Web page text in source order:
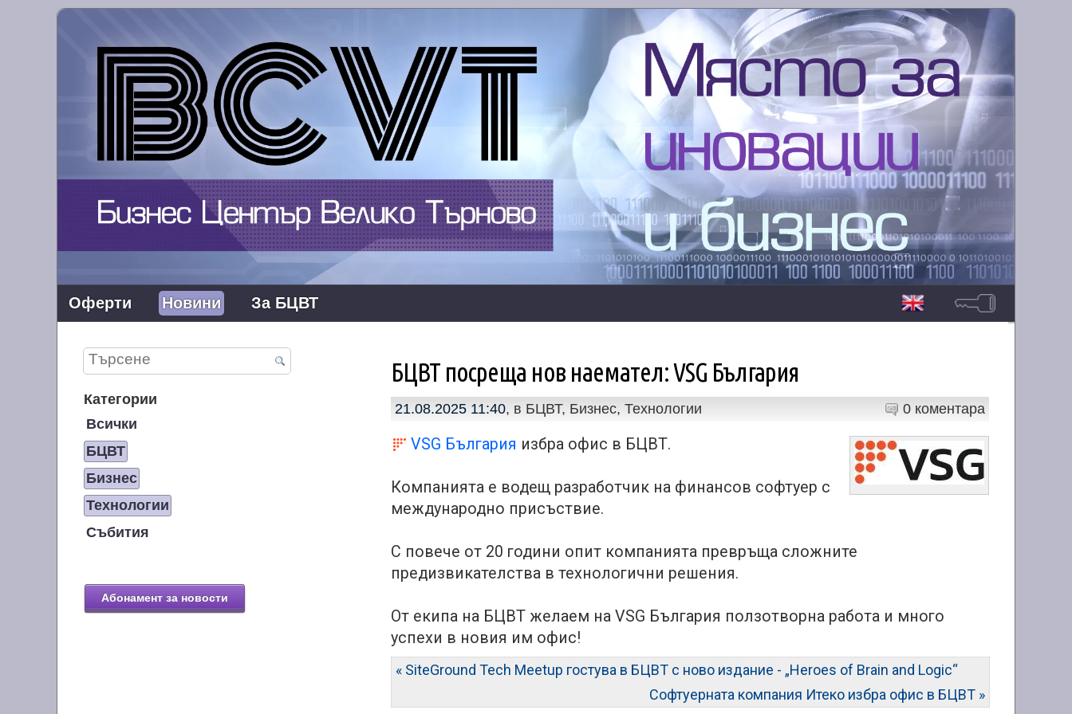
Оферти Новини За БЦВТ
Категории
Всички
БЦВТ
Бизнес
Технологии
Събития
БЦВТ посреща нов наемател: VSG България
0 коментара
21.08.2025 11:40, в БЦВТ, Бизнес,Технологии
VSG България избра офис в БЦВТ.
Компанията е водещ разработчик на финансов софтуер с
международно присъствие.
С повече от 20 години опит компанията превръща сложните
предизвикателства в технологични решения.
От екипа на БЦВТ желаем на VSG България ползотворна работа и много
успехи в новия им офис!
« SiteGround Tech Meetup гостува в БЦВТ с ново издание - „Heroes of Brain and Logic“
Софтуерната компания Итеко избра офис в БЦВТ »